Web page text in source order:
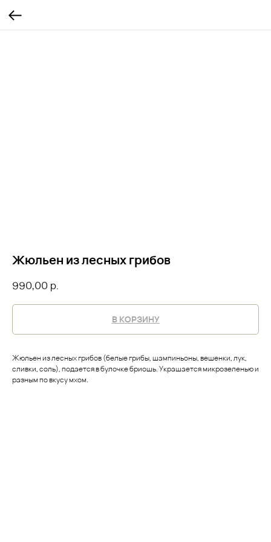
Жюльен из лесных грибов
990,00 р.
В КОРЗИНУ
Жюльен из лесных грибов (белые грибы, шампиньоны, вешенки, лук,
сливки, соль), подается в булочке бриошь. Украшается микрозеленью и
разным по вкусу мхом.